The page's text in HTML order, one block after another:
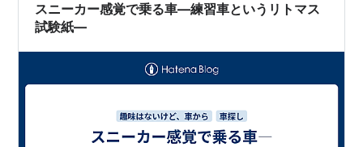
スニーカー感覚で乗る車—練習車というリトマス
試験紙—